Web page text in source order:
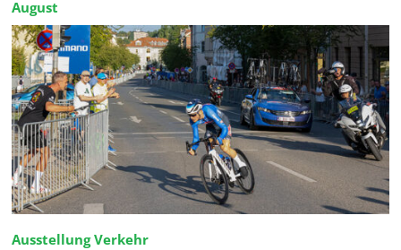
August
Ausstellung Verkehr